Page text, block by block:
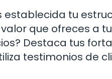
establecida tu
que ofreces a
Destaca tus
testimonios de